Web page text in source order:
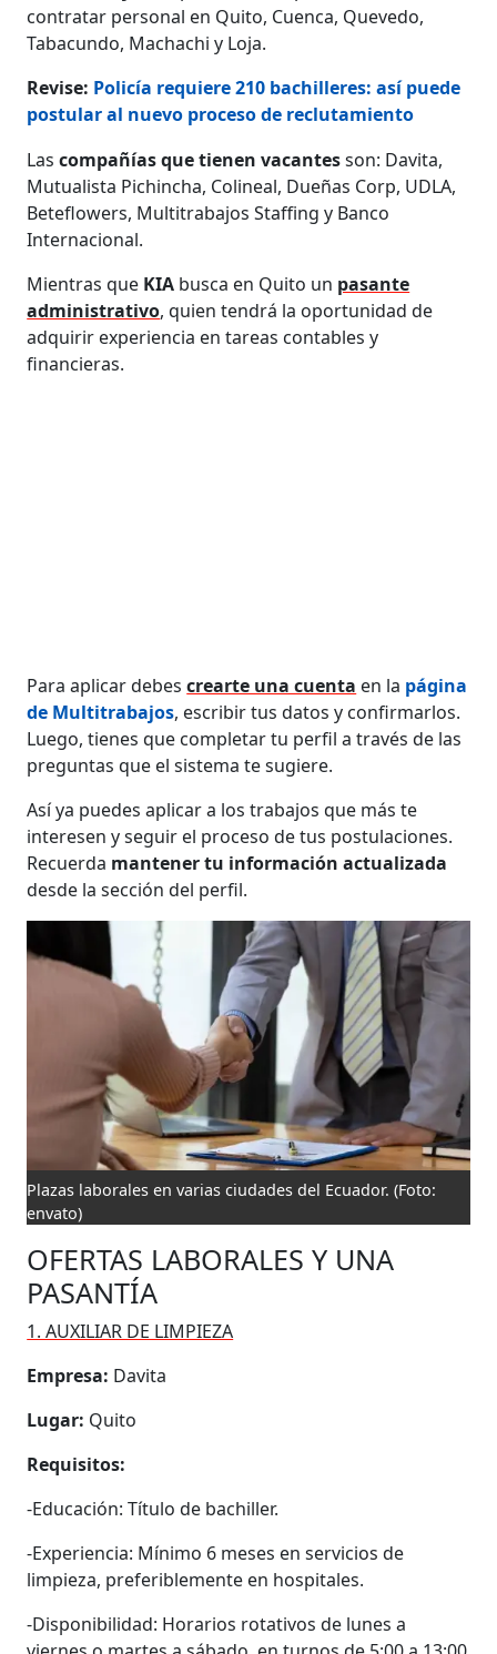
contratar personal en Quito, Cuenca, Quevedo,
Tabacundo, Machachi y Loja.
Revise: Policía requiere 210 bachilleres: así puede
postular al nuevo proceso de reclutamiento
Lascompañías que tienen vacantesson: Davita,
Mutualista Pichincha, Colineal, Dueñas Corp, UDLA,
Beteflowers, Multitrabajos Staffing y Banco
Internacional.
Mientras que KIA busca en Quito un pasante
administrativo, quien tendrá la oportunidad de
adquirir experiencia en tareas contables y
financieras.
Para aplicar debescrearte una cuenta en la página
de Multitrabajos, escribir tus datos y confirmarlos.
Luego, tienes que completar tu perfil a través de las
preguntas que el sistema te sugiere.
Así ya puedes aplicar a los trabajos que más te
interesen y seguir el proceso de tus postulaciones.
Recuerda mantener tu información actualizada
desde la sección del perfil.
Plazas laborales en varias ciudades del Ecuador.(Foto:
envato)
OFERTAS LABORALES Y UNA
PASANTÍA
1. AUXILIAR DE LIMPIEZA
Empresa: Davita
Lugar: Quito
Requisitos:
-Educación: Título de bachiller.
-Experiencia: Mínimo 6 meses en servicios de
limpieza, preferiblemente en hospitales.
-Disponibilidad: Horarios rotativos de lunes a